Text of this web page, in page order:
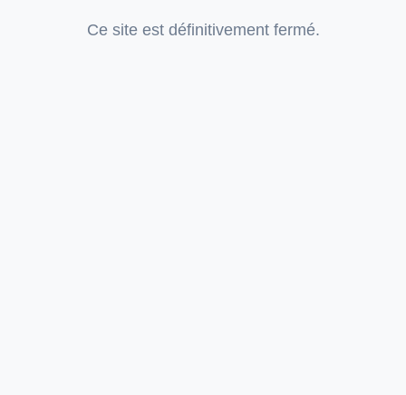
Ce site est définitivement fermé.